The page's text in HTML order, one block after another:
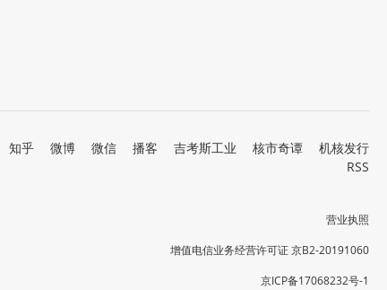
知乎 微博 微信 播客 吉考斯工业 核市奇谭
机核发行
RSS
营业执照
增值电信业务经营许可证 京B2-20191060
京ICP备17068232号-1